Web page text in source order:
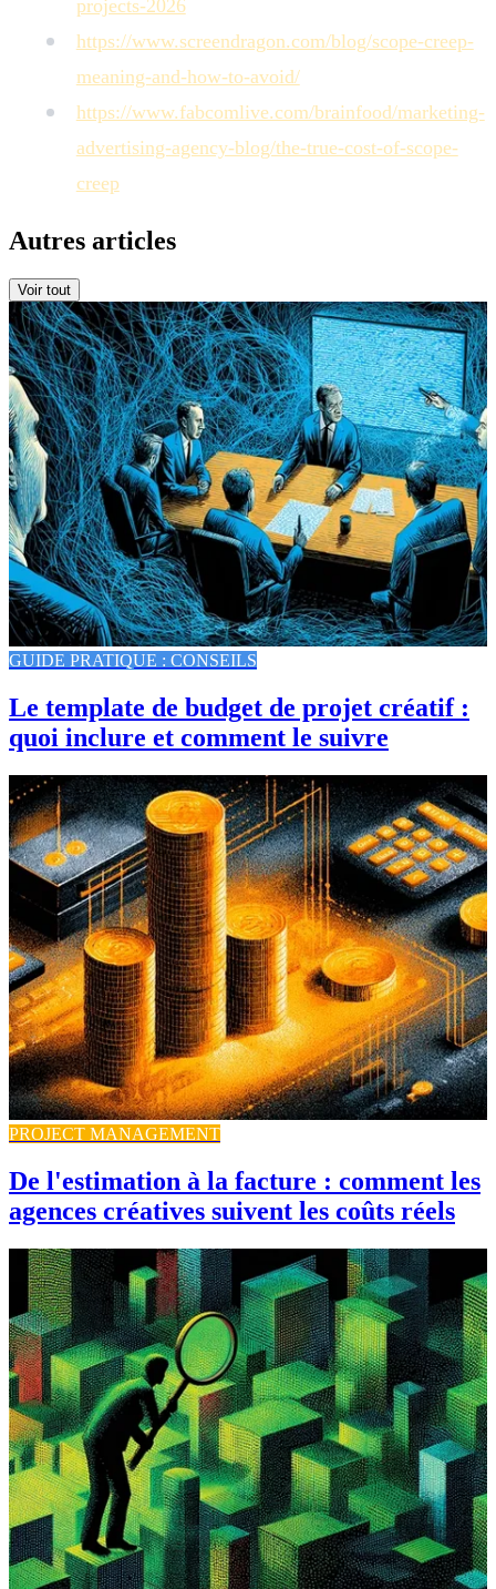
projects-2026
https://www.screendragon.com/blog/scope-creep-
meaning-and-how-to-avoid/
https://www.fabcomlive.com/brainfood/marketing-
advertising-agency-blog/the-true-cost-of-scope-
creep
Autres articles
Voir tout
GUIDE PRATIQUE : CONSEILS
Le template de budget de projet créatif :
quoi inclure et comment le suivre
PROJECT MANAGEMENT
De l'estimation à la facture : comment les
agences créatives suivent les coûts réels